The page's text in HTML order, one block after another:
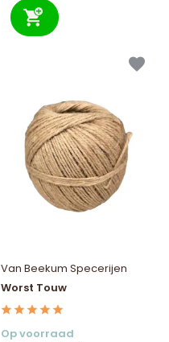
Van Beekum Specerijen
Worst Touw
Op voorraad